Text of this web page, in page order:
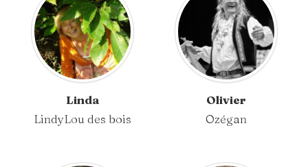
Linda
LindyLou des bois
Olivier
Ozégan